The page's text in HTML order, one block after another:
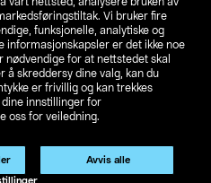
Vi bruker fire
funksjonelle, analytiske og
informasjonskapsler er det ikke noe
nødvendige for at nettstedet skal
å skreddersy dine valg, kan du
er frivillig og kan trekkes
dine innstillinger for
oss for veiledning.
Avvis alle
NO FI
Kjøpsvilkår
For bedrifter